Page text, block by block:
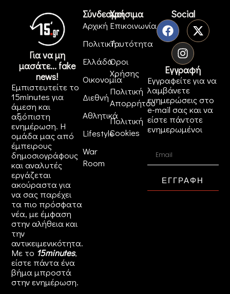
Για να μη
μασάτε... fake
news!
Εμπιστευτείτε το
15minutes για
άμεση και
αξιόπιστη
ενημέρωση. Η
ομάδα μας από
έμπειρους
δημοσιογράφους
και αναλυτές
εργάζεται
ακούραστα για
να σας παρέχει
τα πιο πρόσφατα
νέα, με έμφαση
στην αλήθεια και
την
αντικειμενικότητα.
Με το 15minutes,
είστε πάντα ένα
βήμα μπροστά
στηνενημέρωση.
Σύνδεσμοι
Αρχική
Πολιτική
Ελλάδα
Οικονομία
Διεθνή
Αθλητικά
Lifestyle
War
Room
Χρήσιμα
Επικοινωνία
Ταυτότητα
Όροι
Χρήσης
Πολιτική
Απορρήτου
Πολιτική
Cookies
Social
Εγγραφή
Εγγραφείτε για να
λαμβάνετε
ενημερώσεις στο
e-mail σας και να
είστε πάντοτε
ενημερωμένοι
ΕΓΓΡΑΦΗ